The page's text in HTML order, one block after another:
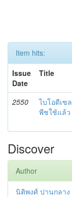
Item hits:
Issue
Date
Title
2550
ไบโอดีเซ
พืชใช้แล้ว
Discover
Author
นิติพงศ์ ปานกลาง